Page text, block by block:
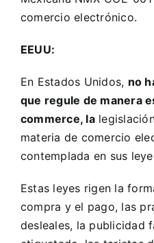
comercio electrónico.
EEUU:
En Estados Unidos, no
que regule de manera
commerce, la
materia de comercio
contemplada en sus
Estas leyes rigen la
compra y el pago, las
desleales, la publicidad